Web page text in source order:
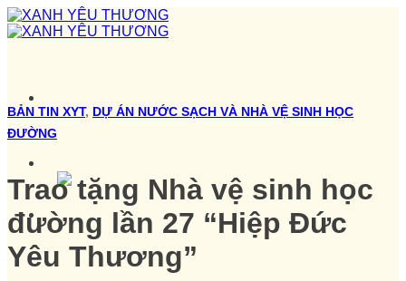
Skip
to
BẢN TIN XYT, DỰ ÁN NƯỚC SẠCH VÀ NHÀ VỆ SINH HỌC
ĐƯỜNG
Trao tặng Nhà vệ sinh học
đường lần 27 “Hiệp Đức
Yêu Thương”